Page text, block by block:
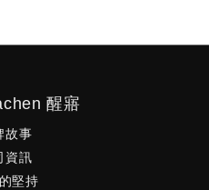
醒寤
故事
資訊
堅持